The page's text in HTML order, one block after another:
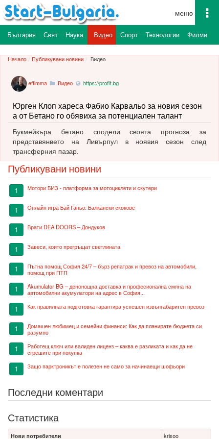
България Свят Наука Видео Спорт Технологии Филми
Начало Публикувани новини Видео
Юрген Клоп хареса Фабио Карвальо за новия сезон
а от Бетано го обявиха за потенциален талант
eftimma Видео https://profit.bg
Букмейкъра бетано сподели своята прогноза за
представянвето на Ливърпул в ноявия сезон след
трансферния пазар.
Публикувани новини
1 Мотори БИЗ - платформа за мотоциклети и скутери
1 Онлайн игра Бай Ганьо: Балкански скокове
1 Врати DEA DOORS – Дондуков
1 Завеси, които прегръщат светлината
1
Пътна помощ София 24/7 – бърз репатрак и превоз на автомобили,
помощ при ПТП
1
Akumulator BG – денонощна доставка и професионална смяна на
автомобилни акумулатори на адрес в София...
1 Как правилната подготовка гарантира успешен извънгабаритен превоз
1
Домашен любимец и семейни финанси: Как да планирате бюджета си
разумно
1
Работещ ключ или валиден лиценз – каква е разликата и как да не
сгрешите при покупка
1 Защо парктроникът е полезен не само за начинаещи шофьори
Последни коментари
Статистика
Нови потребители krisoo